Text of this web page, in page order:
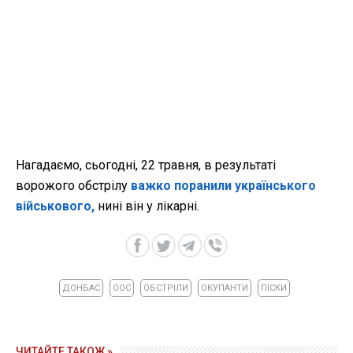
Нагадаємо, сьогодні, 22 травня, в результаті
ворожого обстрілу важко поранили українського
військового, нині він у лікарні.
ДОНБАС ООС ОБСТРІЛИ ОКУПАНТИ ПІСКИ